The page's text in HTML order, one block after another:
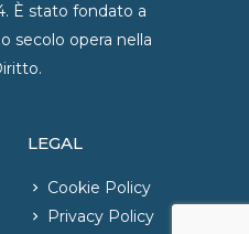
È stato fondato a
secolo opera nella
LEGAL
Cookie Policy
Privacy Policy